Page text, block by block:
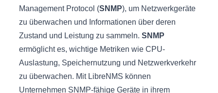
Management Protocol (SNMP), um Netzwerkgeräte
zu überwachen und Informationen über deren
Zustand und Leistung zu sammeln. SNMP
ermöglicht es, wichtige Metriken wie CPU-
Auslastung, Speichernutzung und Netzwerkverkehr
zu überwachen. Mit LibreNMS können
Unternehmen SNMP-fähige Geräte in ihrem